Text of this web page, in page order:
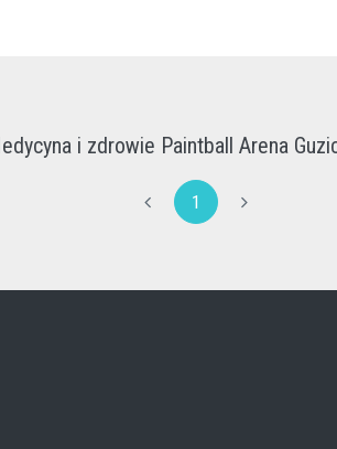
i zdrowie Paintball Arena
1